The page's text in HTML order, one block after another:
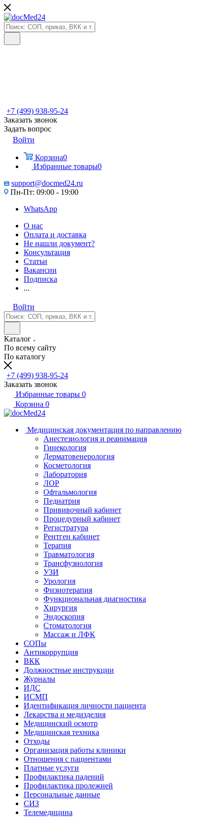
+7 (499) 938-95-24
Заказать звонок
Задать вопрос
Войти
Корзина0
Избранные товары0
support@docmed24.ru
Пн-Пт: 09:00 - 19:00
WhatsApp
О нас
Оплата и доставка
Не нашли документ?
Консультация
Статьи
Вакансии
Подписка
...
Войти
Каталог
По всему сайту
По каталогу
+7 (499) 938-95-24
Заказать звонок
Избранные товары 0
Корзина 0
Медицинская документация по направлению
Анестезиология и реанимация
Гинекология
Дерматовенерология
Косметология
Лаборатория
ЛОР
Офтальмология
Педиатрия
Прививочный кабинет
Процедурный кабинет
Регистратура
Рентген кабинет
Терапия
Травматология
Трансфузиология
УЗИ
Урология
Физиотерапия
Функциональная диагностика
Хирургия
Эндоскопия
Стоматология
Массаж и ЛФК
СОПы
Антикоррупция
ВКК
Должностные инструкции
Журналы
ИДС
ИСМП
Идентификация личности пациента
Лекарства и медизделия
Медицинский осмотр
Медицинская техника
Отходы
Организация работы клиники
Отношения с пациентами
Платные услуги
Профилактика падений
Профилактика пролежней
Персональные данные
СИЗ
Телемедицина